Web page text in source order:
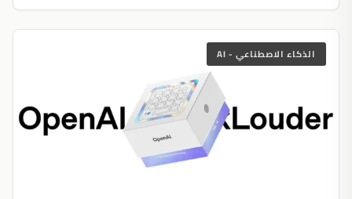
الذكاء الاصطناعي - AI